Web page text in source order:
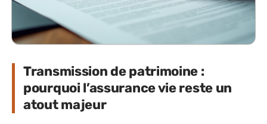
Transmission de patrimoine :
pourquoi l’assurance vie reste un
atout majeur